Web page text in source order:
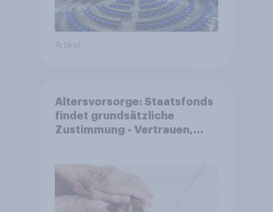
Artikel
Altersvorsorge: Staatsfonds
findet grundsätzliche
Zustimmung - Vertrauen,
Akzeptanz